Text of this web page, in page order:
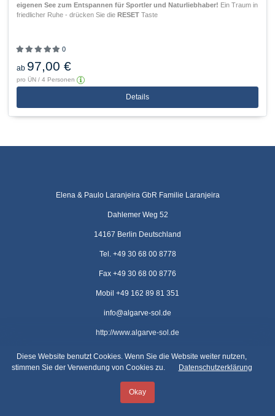
Diese Website benutzt Cookies. Wenn Sie die Website weiter nutzen,
stimmen Sie der Verwendung von Cookies zu.
Datenschutzerklärung
Okay
eigenen See zum Entspannen für Sportler und Naturliebhaber! Ein Traum in
friedlicher Ruhe - drücken Sie dieRESET Taste
0
ab 97,00 €
pro ÜN / 4 Personen
Details
Elena & Paulo Laranjeira GbR Familie Laranjeira
Dahlemer Weg 52
14167 Berlin Deutschland
Tel. +49 30 68 00 8778
Fax +49 30 68 00 8776
Mobil +49 162 89 81 351
info@algarve-sol.de
http://www.algarve-sol.de
Haben Sie Fragen?
Kontaktieren Sie uns